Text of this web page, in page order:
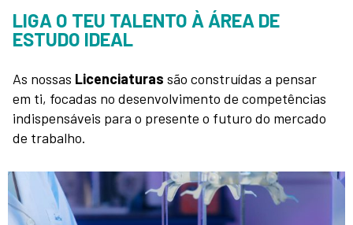
LIGA O TEU TALENTO À ÁREA DE
ESTUDO IDEAL
As nossas Licenciaturas são construídas a pensar
em ti, focadas no desenvolvimento de competências
indispensáveis para o presente o futuro do mercado
de trabalho.